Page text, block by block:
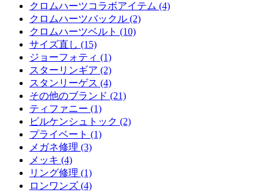
クロムハーツコラボアイテム (4)
クロムハーツバックル (2)
クロムハーツベルト (10)
サイズ直し (15)
ジョーフォティ (1)
スターリンギア (2)
スタンリーゲス (4)
その他のブランド (21)
ティファニー (1)
ビルケンシュトック (2)
プライベート (1)
メガネ修理 (3)
メッキ (4)
リング修理 (1)
ロンワンズ (4)